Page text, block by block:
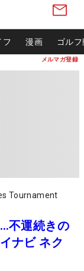
メルマガ登録
フ 漫画 ゴル
Tournament
不運続きの
ナビ ネク